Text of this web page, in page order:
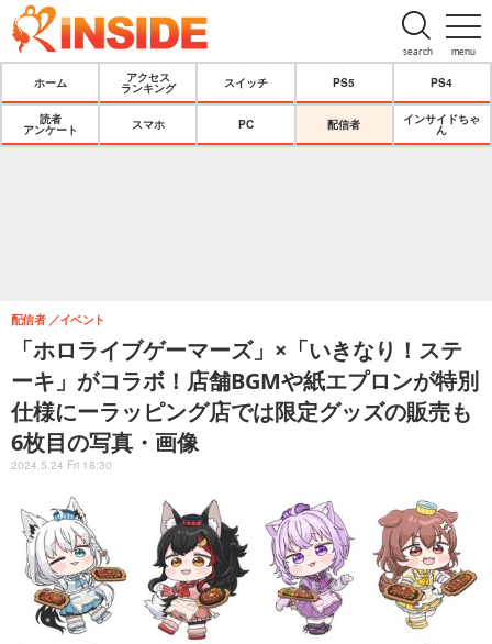
menu
search
ホーム
アクセス
ランキング
スイッチ PS5 PS4
読者
アンケート
スマホ PC 配信者
インサイドちゃ
ん
「ホロライブゲーマーズ」×「いきなり！ステ
ーキ」がコラボ！店舗BGMや紙エプロンが特別
仕様にーラッピング店では限定グッズの販売も
6枚目の写真・画像
配信者 イベント
2024.5.24 Fri 18:30